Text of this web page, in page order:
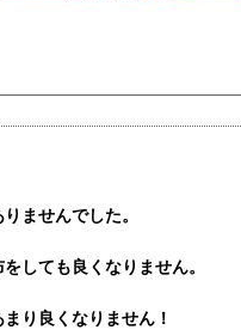
ませんでした。
しても良くなりません。
り良くなりません！